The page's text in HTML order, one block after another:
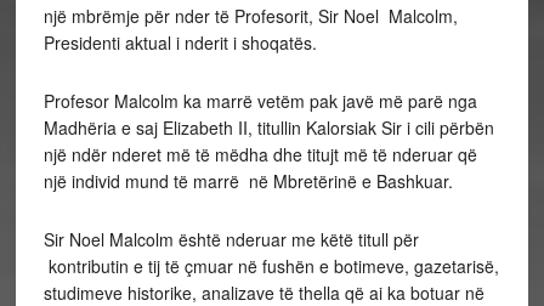
një mbrëmje për nder të Profesorit, Sir Noel Malcolm,
Presidenti aktual i nderit i shoqatës.
Profesor Malcolm ka marrë vetëm pak javë më parë nga
Madhëria e saj Elizabeth II, titullin Kalorsiak Sir i cili përbën
një ndër nderet më të mëdha dhe titujt më të nderuar që
një individ mund të marrë në Mbretërinë e Bashkuar.
Sir Noel Malcolm është nderuar me këtë titull për
kontributin e tij të çmuar në fushën e botimeve, gazetarisë,
studimeve historike, analizave të thella që ai ka botuar në